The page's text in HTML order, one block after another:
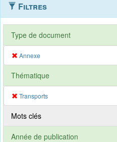
Filtres
Type de document
Annexe
Thématique
Transports
Mots clés
Année de publication